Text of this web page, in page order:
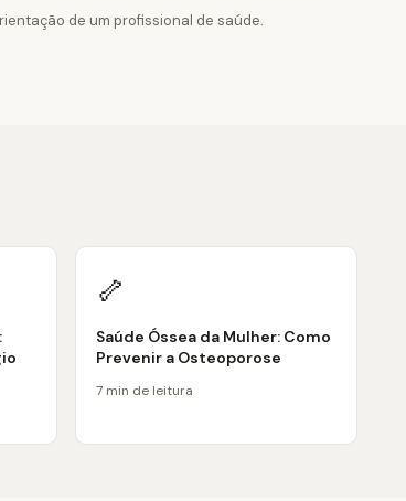
de um profissional de saúde.
🦴
Saúde Óssea da Mulher: Como
Prevenir a Osteoporose
7 min de leitura